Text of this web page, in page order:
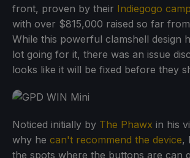
front, proven by their Indiegogo
with over $815,000 raised so far
While this powerful clamshell design
lot going for it, there was an issue
looks like it will be fixed before they
Noticed initially by The Phawx in his
why he can't recommend the device,
the spots where the buttons are can